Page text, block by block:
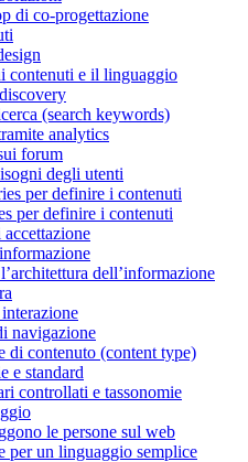
di co-progettazione
contenuti e il linguaggio
(search keywords)
analytics
forum
degli utenti
per definire i contenuti
per definire i contenuti
dell’informazione
navigazione
di contenuto (content type)
e standard
controllati e tassonomie
le persone sul web
per un linguaggio semplice